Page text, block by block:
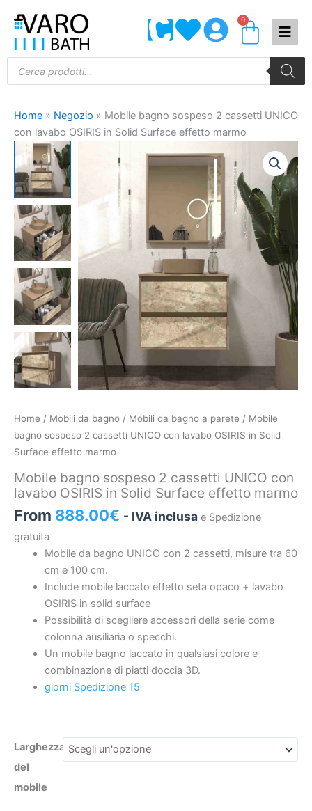
contenuto
0
€300.44
Products
search
Home » Negozio » Mobile bagno sospeso 2 cassetti UNICO
con lavabo OSIRIS in Solid Surface effetto marmo
Home / Mobili da bagno / Mobili da bagno a parete / Mobile
bagno sospeso 2 cassetti UNICO con lavabo OSIRIS in Solid
Surface effetto marmo
Mobile bagno sospeso 2 cassetti UNICO con
lavabo OSIRIS in Solid Surface effetto marmo
From 888.00€ - IVA inclusa e Spedizione
gratuita
Mobile da bagno UNICO con 2 cassetti, misure tra 60
cm e 100 cm.
Include mobile laccato effetto seta opaco + lavabo
OSIRIS in solid surface
Possibilità di scegliere accessori della serie come
colonna ausiliaria o specchi.
Un mobile bagno laccato in qualsiasi colore e
combinazione di piatti doccia 3D.
giorni Spedizione 15
Larghezza
del
mobile
Mobile
bagno
sospeso
cassetti
UNICO
con
lavabo
OSIRIS
Solid
Surface
effetto
marmo
quantità